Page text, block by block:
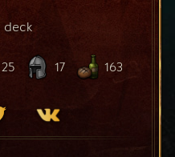
deck
25 17 163